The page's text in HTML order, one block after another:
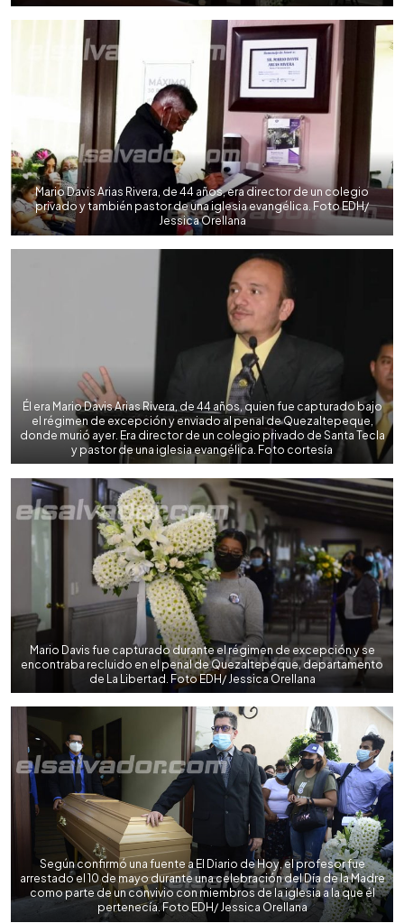
Mario Davis Arias Rivera, de 44 años, era director de un colegio
privado y también pastor de una iglesia evangélica. Foto EDH/
Jessica Orellana
Él era Mario Davis Arias Rivera, de 44 años, quien fue capturado bajo
el régimen de excepción y enviado al penal de Quezaltepeque,
donde murió ayer. Era director de un colegio privado de Santa Tecla
y pastor de una iglesia evangélica. Foto cortesía
Mario Davis fue capturado durante el régimen de excepción y se
encontraba recluido en el penal de Quezaltepeque, departamento
de La Libertad. Foto EDH/ Jessica Orellana
Según confirmó una fuente a El Diario de Hoy, el profesor fue
arrestado el 10 de mayo durante una celebración del Día de la Madre
como parte de un convivio con miembros de la iglesia a la que él
pertenecía. Foto EDH/ Jessica Orellana